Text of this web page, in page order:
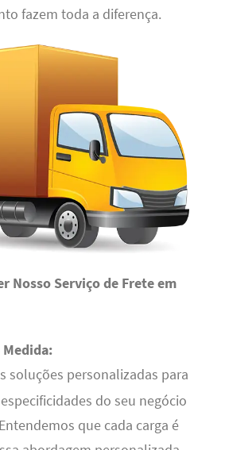
fazem toda a diferença.
Nosso Serviço de Frete em
soluções personalizadas para
do seu negócio
que cada carga é